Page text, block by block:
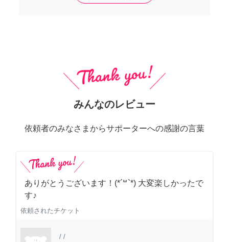
みんなのレビュー
依頼者のみなさまからサポーターへの感謝の言葉
ありがとうございます！(*´꒳`*) 大変楽しかったで
す♪
依頼されたチケット
/ /